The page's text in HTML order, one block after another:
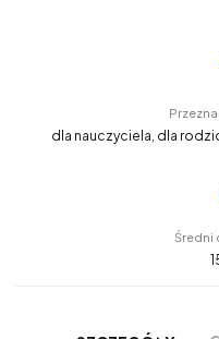
dla nauczyciela, dla
Średni